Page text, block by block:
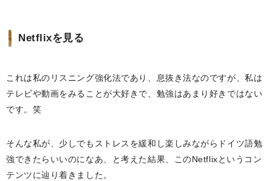
Netflixを見る
これは私のリスニング強化法であり、息抜き法なのですが、私は
テレビや動画をみることが大好きで、勉強はあまり好きではない
です。笑
そんな私が、少しでもストレスを緩和し楽しみながらドイツ語勉
強できたらいいのになあ、と考えた結果、このNetflixというコン
テンツに辿り着きました。